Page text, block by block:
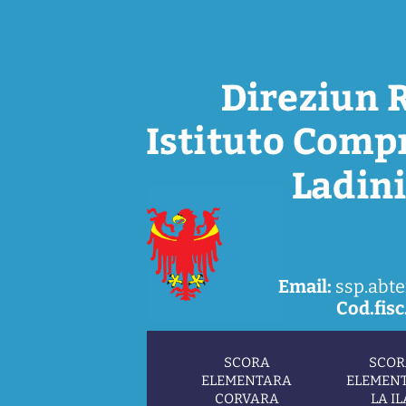
Email:
SCORA
ELEMENTARA
CORVARA
LA